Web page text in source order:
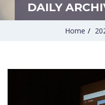
DAILY
Home /